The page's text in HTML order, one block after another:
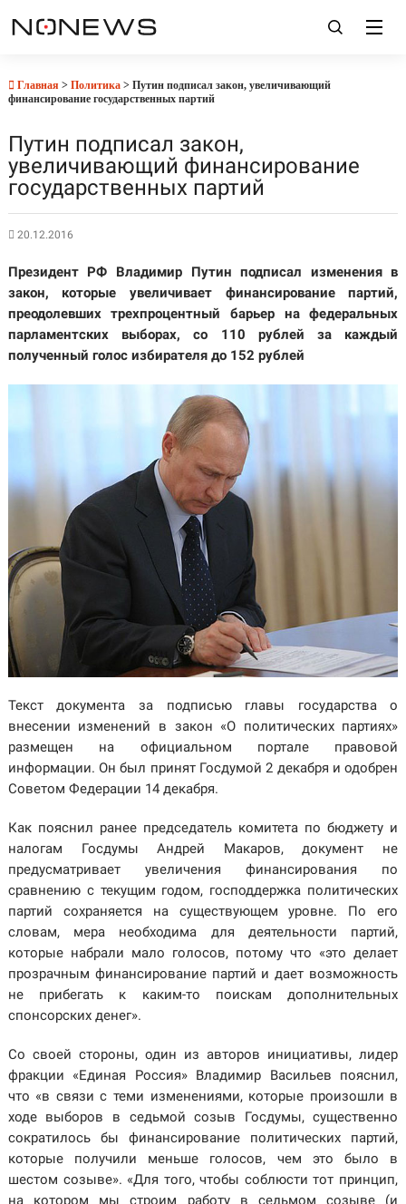
Главная > Политика> Путин подписал закон, увеличивающий
финансирование государственных партий
Путин подписал закон,
увеличивающий финансирование
государственных партий
20.12.2016
Президент РФ Владимир Путин подписал изменения в
закон, которые увеличивает финансирование партий,
преодолевших трехпроцентный барьер на федеральных
парламентских выборах, со 110 рублей за каждый
полученный голос избирателя до 152 рублей
Текст документа за подписью главы государства о
внесении изменений в закон «О политических партиях»
размещен на официальном портале правовой
информации. Он был принят Госдумой 2 декабря и одобрен
Советом Федерации 14 декабря.
Как пояснил ранее председатель комитета по бюджету и
налогам Госдумы Андрей Макаров, документ не
предусматривает увеличения финансирования по
сравнению с текущим годом, господдержка политических
партий сохраняется на существующем уровне. По его
словам, мера необходима для деятельности партий,
которые набрали мало голосов, потому что «это делает
прозрачным финансирование партий и дает возможность
не прибегать к каким-то поискам дополнительных
спонсорских денег».
Со своей стороны, один из авторов инициативы, лидер
фракции «Единая Россия» Владимир Васильев пояснил,
что «в связи с теми изменениями, которые произошли в
ходе выборов в седьмой созыв Госдумы, существенно
сократилось бы финансирование политических партий,
которые получили меньше голосов, чем это было в
шестом созыве». «Для того, чтобы соблюсти тот принцип,
на котором мы строим работу в седьмом созыве (и